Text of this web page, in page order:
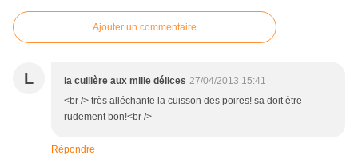
Ajouter un commentaire
L la cuillère aux mille délices 27/04/2013 15:41
<br /> très alléchante la cuisson des poires! sa doit être
rudement bon!<br />
Répondre